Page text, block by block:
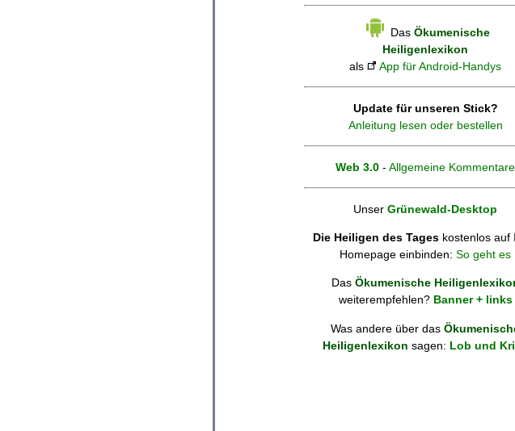
Das Ökumenische
Heiligenlexikon
als
App für Android-Handys
Update für unseren Stick?
Anleitung lesen oder bestellen
Web 3.0 - Allgemeine Kommentare
Unser Grünewald-Desktop
Die Heiligen des Tages kostenlos auf
Homepage einbinden: So geht es
Das Ökumenische
weiterempfehlen? Banner + links
Was andere über das
Heiligenlexikon sagen: Lob und